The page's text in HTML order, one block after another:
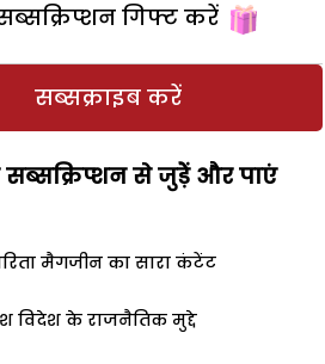
गिफ्ट करें
सब्सक्राइब करें
सब्सक्रिप्शन से जुड़ेें और पाएं
मैगजीन का सारा कंटेंट
विदेश के राजनैतिक मुद्दे